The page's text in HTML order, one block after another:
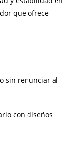
que ofrece
sin renunciar al
con diseños